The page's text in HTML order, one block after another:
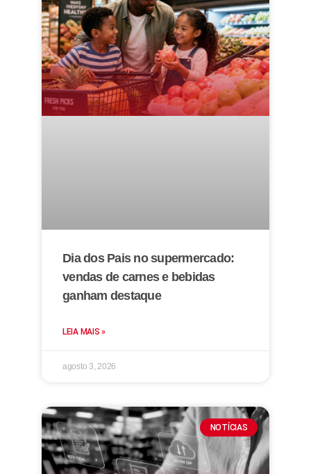
Dia dos Pais no supermercado:
vendas de carnes e bebidas
ganham destaque
LEIA MAIS »
agosto 3, 2026
NOTÍCIAS